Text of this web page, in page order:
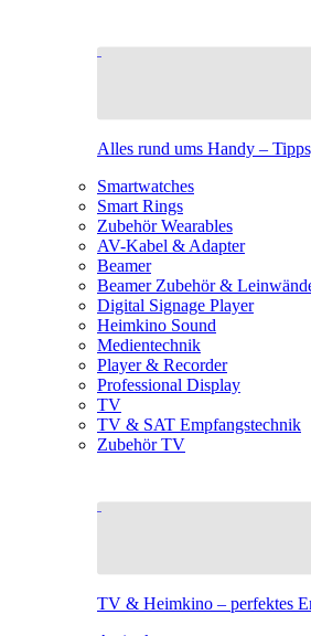
Alles rund ums Handy –
Smartwatches
Smart Rings
Zubehör Wearables
AV-Kabel & Adapter
Beamer
Beamer Zubehör &
Digital Signage Player
Heimkino Sound
Medientechnik
Player & Recorder
Professional Display
TV
TV & SAT Empfangstechnik
Zubehör TV
TV & Heimkino – perfektes